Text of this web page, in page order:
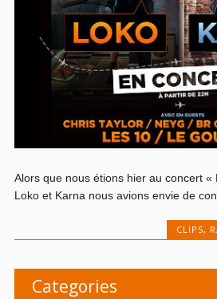
Alors que nous étions hier au concert
Loko et Karna nous avions envie de
CLIPS,
Categories